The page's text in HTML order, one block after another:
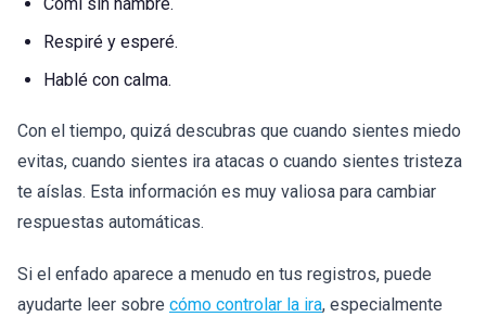
Comí sin hambre.
Respiré y esperé.
Hablé con calma.
Con el tiempo, quizá descubras que cuando sientes miedo
evitas, cuando sientes ira atacas o cuando sientes tristeza
te aíslas. Esta información es muy valiosa para cambiar
respuestas automáticas.
Si el enfado aparece a menudo en tus registros, puede
ayudarte leer sobre cómo controlar la ira, especialmente